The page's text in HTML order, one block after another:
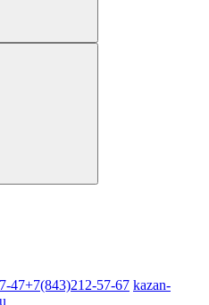
47+7(843)212-57-67 kazan-